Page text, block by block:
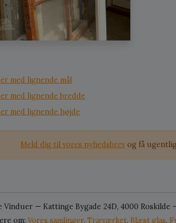
med lignende mål
med lignende bredde
med lignende højde
Meld dig til vores nyhedsbrevog få ugentlig
Vinduer — Kattinge Bygade 24D, 4000 Roskilde
om: Vores samlinger, Træværket, Blæst glas,